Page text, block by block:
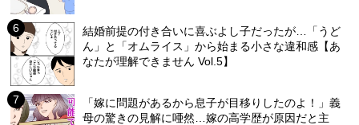
結婚前提の付き合いに喜ぶよし子だったが…「うど
ん」と「オムライス」から始まる小さな違和感【あ
なたが理解できません Vol.5】
「嫁に問題があるから息子が目移りしたのよ！」義
母の驚きの見解に唖然…嫁の高学歴が原因だと主